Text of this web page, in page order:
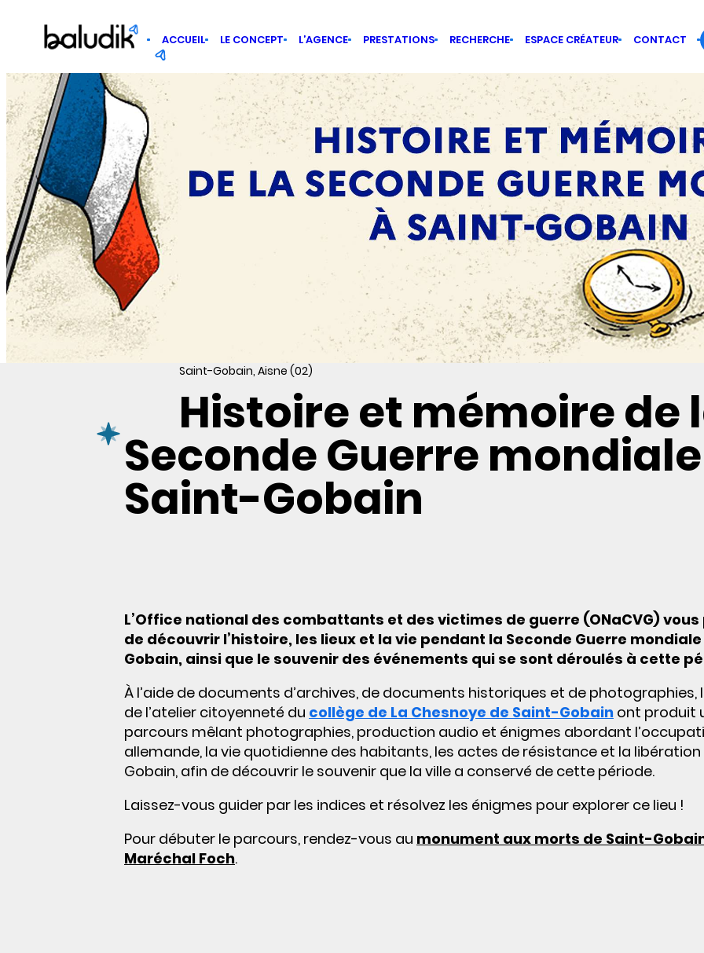
ACCUEIL LE CONCEPT L’AGENCE PRESTATIONS RECHERCHE ESPACE CRÉATEUR CONTACT
Saint-Gobain, Aisne (02)
Histoire et mémoire de
Seconde Guerre
Saint-Gobain
L’Office national des combattants et des victimes de guerre (ONaCVG)
de découvrir l’histoire, les lieux et la vie pendant la Seconde Guerre
Gobain, ainsi que le souvenir des événements qui se sont déroulés à cette
À l’aide de documents d’archives, de documents historiques et de photographies,
de l’atelier citoyenneté du collège de La Chesnoye de Saint-Gobain ont produit
parcours mêlant photographies, production audio et énigmes abordant
allemande, la vie quotidienne des habitants, les actes de résistance et la
Gobain, afin de découvrir le souvenir que la ville a conservé de cette période.
Laissez-vous guider par les indices et résolvez les énigmes pour explorer ce lieu !
Pour débuter le parcours, rendez-vous au monument aux morts de Saint-
Maréchal Foch.